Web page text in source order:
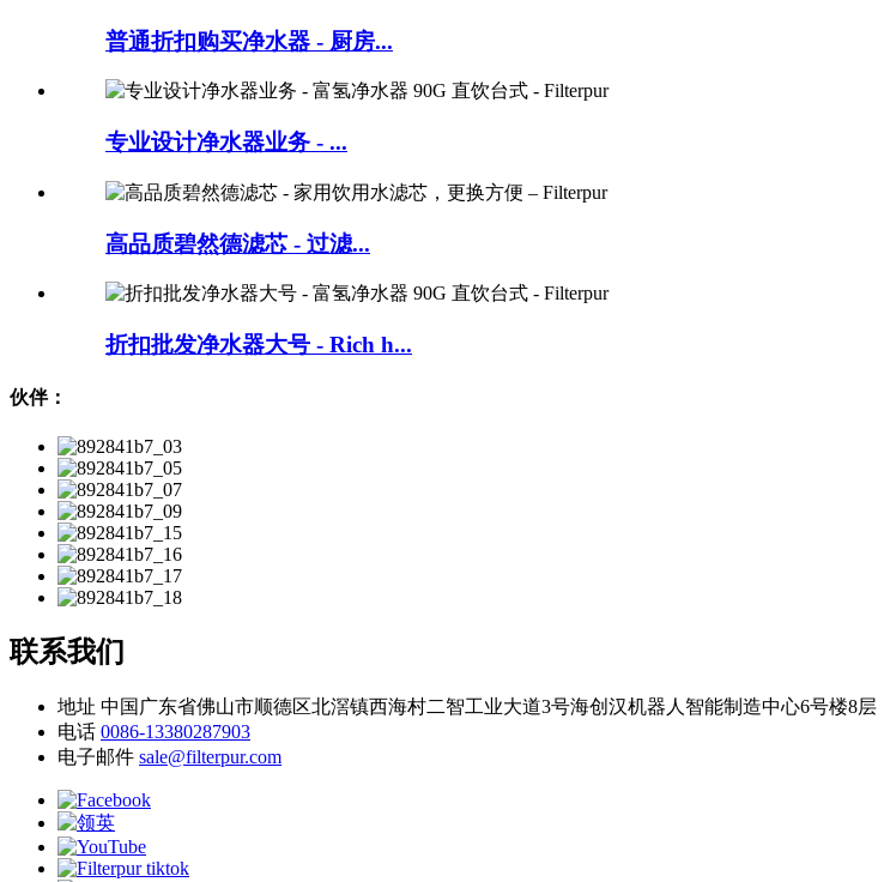
普通折扣购买净水器 - 厨房...
专业设计净水器业务 - ...
高品质碧然德滤芯 - 过滤...
折扣批发净水器大号 - Rich h...
伙伴：
联系我们
地址 中国广东省佛山市顺德区北滘镇西海村二智工业大道3号海创汉机器人智能制造中心6号楼8层
电话 0086-13380287903
电子邮件 sale@filterpur.com